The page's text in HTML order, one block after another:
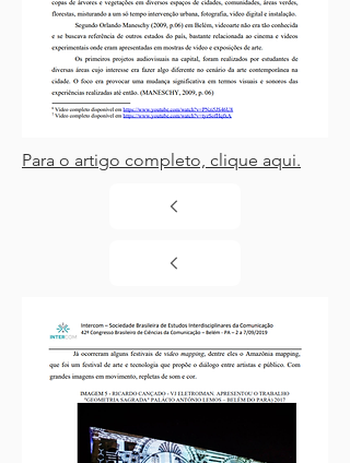
Para o artigo completo, clique aqui.